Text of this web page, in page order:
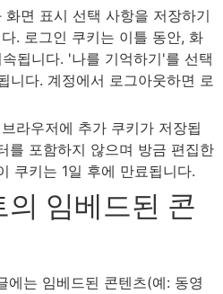
면 표시 선택 사항을 저장하기
. 로그인 쿠키는 이틀 동안, 화
됩니다. '나를 기억하기'를 선택
니다. 계정에서 로그아웃하면 로
라우저에 추가 쿠키가 저장됩
를 포함하지 않으며 방금 편집한
쿠키는 1일 후에 만료됩니다.
임베드된 콘
에는 임베드된 콘텐츠(예: 동영